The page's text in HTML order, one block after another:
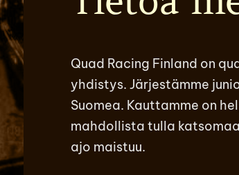
Quad Racing Finland on
yhdistys. Järjestämme
Suomea. Kauttamme on
mahdollista tulla
ajo maistuu.